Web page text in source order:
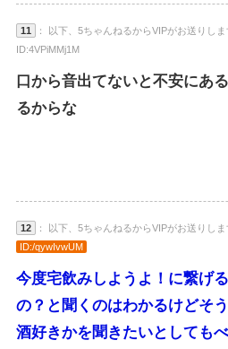
11
： 以下、5ちゃんねるからVIPがお送りし
ID:4VPiMMj1M
口から音出てないと不安にあ
るからな
12
： 以下、5ちゃんねるからVIPがお送りし
ID:/qywIvwUM
今度宅飲みしようよ！に繋げ
の？と聞くのはわかるけどそ
酒好きかを聞きたいとしても